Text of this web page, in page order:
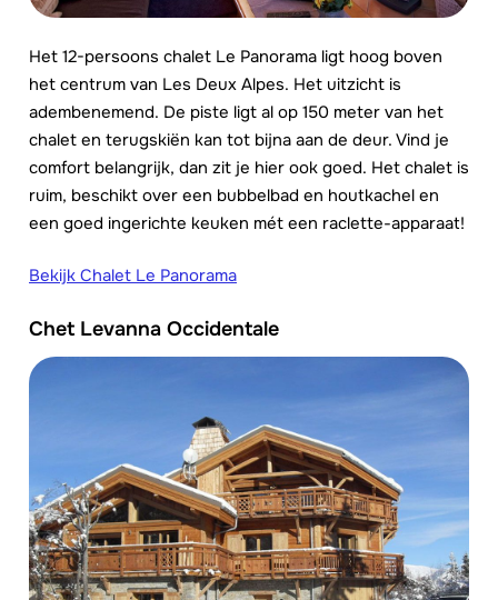
Het 12-persoons chalet Le Panorama ligt hoog boven
het centrum van Les Deux Alpes. Het uitzicht is
adembenemend. De piste ligt al op 150 meter van het
chalet en terugskiën kan tot bijna aan de deur. Vind je
comfort belangrijk, dan zit je hier ook goed. Het chalet is
ruim, beschikt over een bubbelbad en houtkachel en
een goed ingerichte keuken mét een raclette-apparaat!
Bekijk Chalet Le Panorama
Chet Levanna Occidentale